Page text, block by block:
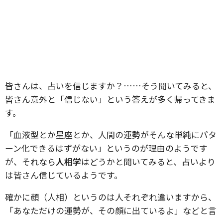
皆さんは、占いを信じますか？……そう聞いてみると、
皆さん意外と「信じない」という答えが多く帰ってきま
す。
「血液型とか星座とか、人間の運勢がそんな単純にパタ
ーン化できるはずがない」というのが理由のようです
が、それなら人相学はどうかと聞いてみると、占いより
は皆さん信じているようです。
確かに顔（人相）というのは人それぞれ違いますから、
「あなただけの運勢が、その顔に出ているよ」などと言